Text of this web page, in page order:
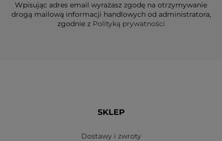
Wpisując adres email wyrażasz zgodę na otrzymywanie
drogą mailową informacji handlowych od administratora,
zgodnie z Polityką prywatności
SKLEP
Dostawy i zwroty